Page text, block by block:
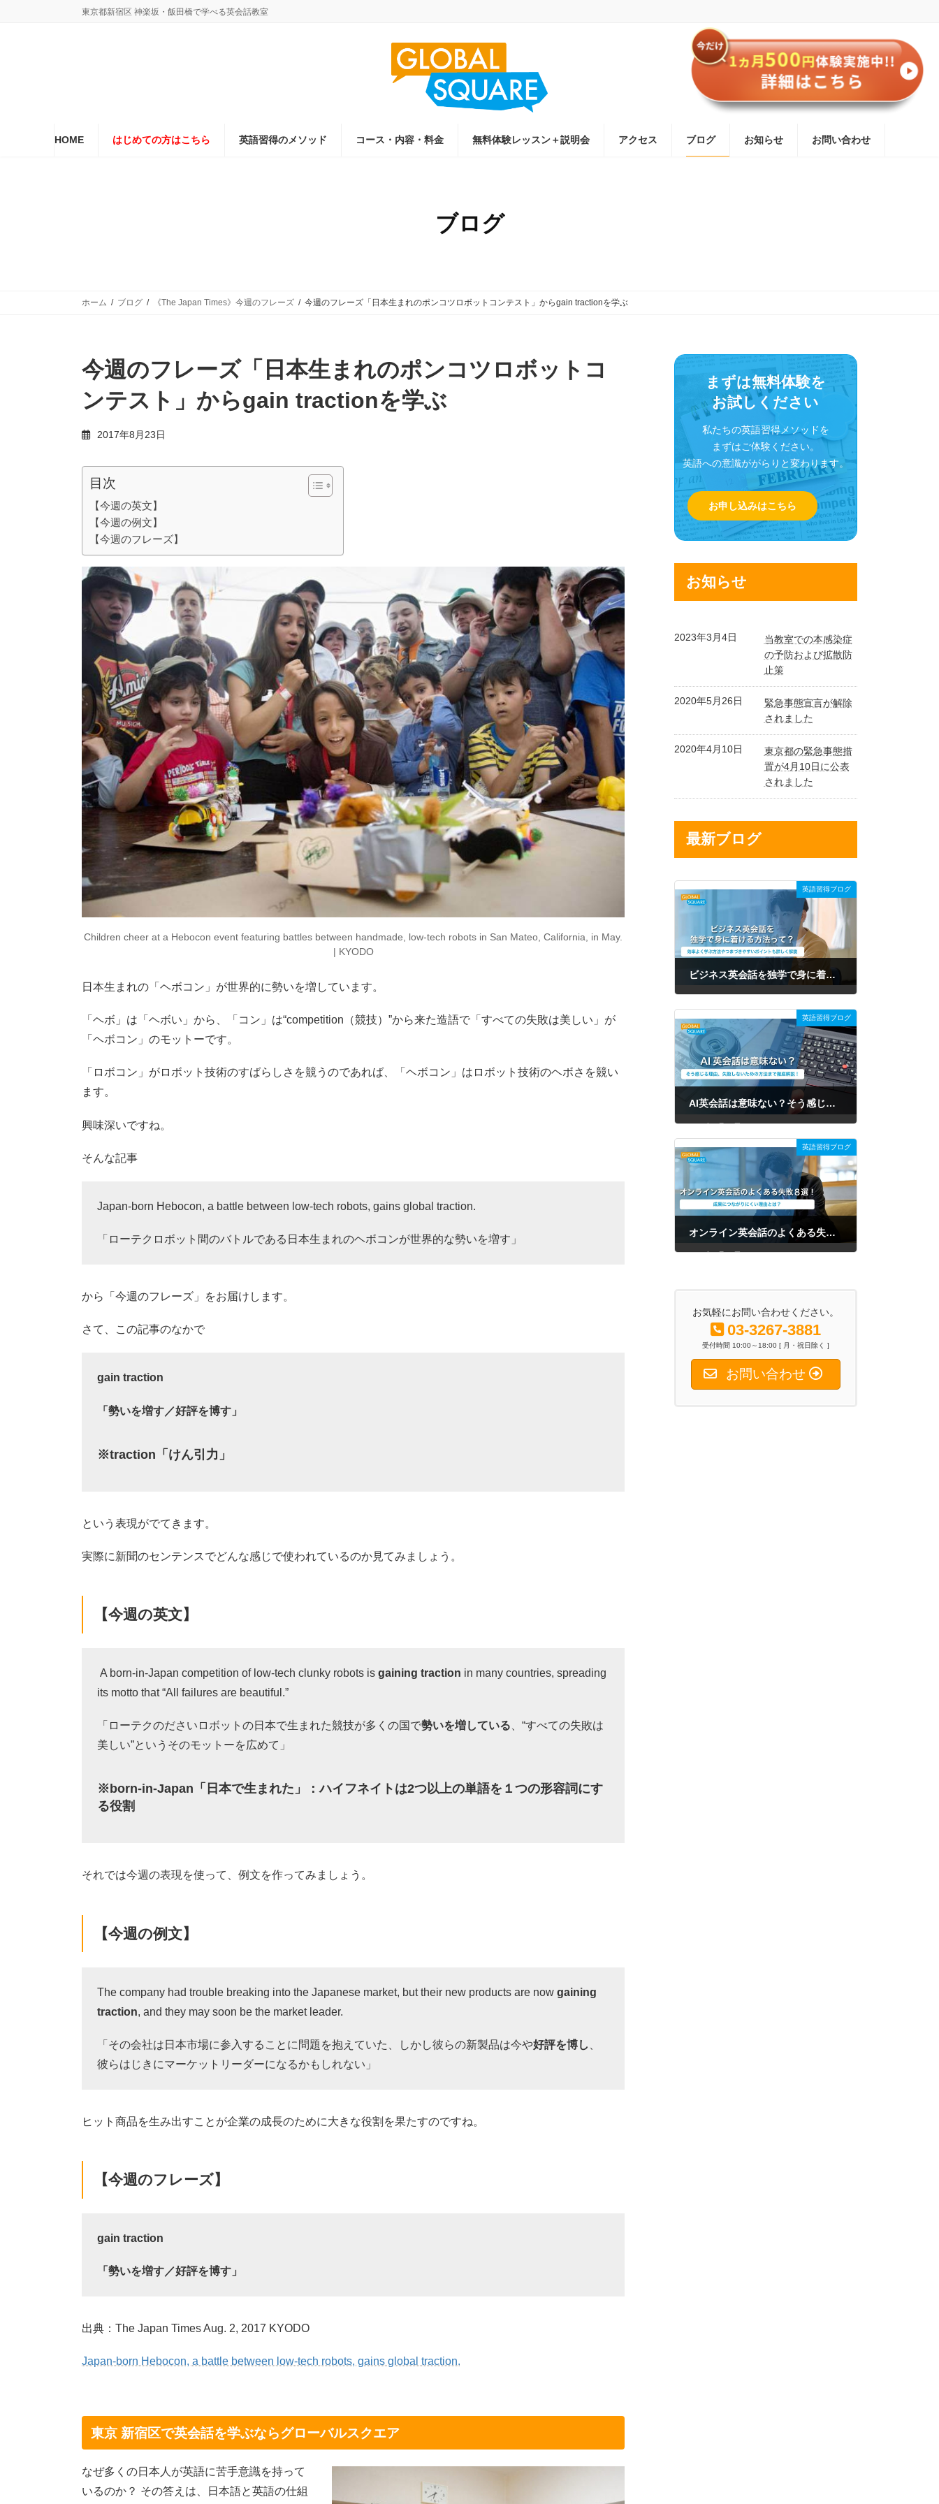
東京都新宿区 神楽坂・飯田橋で学べる英会話教室
HOME はじめての方はこちら 英語習得のメソッド コース・内容・料金 無料体験レッスン＋説明会 アクセス ブログ お知らせ お問い合わせ
ブログ
ホーム ブログ 《The Japan Times》今週のフレーズ 今週のフレーズ「日本生まれのポンコツロボットコンテスト」からgain tractionを学ぶ
今週のフレーズ「日本生まれのポンコツロボットコ
ンテスト」からgain tractionを学ぶ
2017年8月23日
目次
【今週の英文】
【今週の例文】
【今週のフレーズ】
Children cheer at a Hebocon event featuring battles between handmade, low-tech robots in San Mateo, California, in May.
| KYODO
日本生まれの「ヘボコン」が世界的に勢いを増しています。
「ヘボ」は「ヘボい」から、「コン」は“competition（競技）”から来た造語で「すべての失敗は美しい」が
「ヘボコン」のモットーです。
「ロボコン」がロボット技術のすばらしさを競うのであれば、「ヘボコン」はロボット技術のヘボさを競い
ます。
興味深いですね。
そんな記事
Japan-born Hebocon, a battle between low-tech robots, gains global traction.
「ローテクロボット間のバトルである日本生まれのヘボコンが世界的な勢いを増す」
から「今週のフレーズ」をお届けします。
さて、この記事のなかで
gain traction
「勢いを増す／好評を博す」
※traction「けん引力」
という表現がでてきます。
実際に新聞のセンテンスでどんな感じで使われているのか見てみましょう。
【今週の英文】
A born-in-Japan competition of low-tech clunky robots is gaining traction in many countries, spreading
its motto that “All failures are beautiful.”
「ローテクのださいロボットの日本で生まれた競技が多くの国で勢いを増している 、“すべての失敗は
美しい”というそのモットーを広めて」
※born-in-Japan「日本で生まれた」：ハイフネイトは2つ以上の単語を１つの形容詞にす
る役割
それでは今週の表現を使って、例文を作ってみましょう。
【今週の例文】
The company had trouble breaking into the Japanese market, but their new products are now gaining
traction, and they may soon be the market leader.
「その会社は日本市場に参入することに問題を抱えていた、しかし彼らの新製品は今や好評を博し
彼らはじきにマーケットリーダーになるかもしれない」
ヒット商品を生み出すことが企業の成長のために大きな役割を果たすのですね。
【今週のフレーズ】
gain traction
「勢いを増す／好評を博す」
出典：The Japan Times Aug. 2, 2017 KYODO
Japan-born Hebocon, a battle between low-tech robots, gains global traction.
東京 新宿区で英会話を学ぶならグローバルスクエア
なぜ多くの日本人が英語に苦手意識を持って
いるのか？ その答えは、日本語と英語の仕組
まずは無料体験を
お試しください
私たちの英語習得メソッドを
まずはご体験ください。
英語への意識ががらりと変わります。
お申し込みはこちら
お知らせ
2023年3月4日
当教室での本感染症
の予防および拡散防
止策
2020年5月26日
緊急事態宣言が解除
されました
2020年4月10日
東京都の緊急事態措
置が4月10日に公表
されました
最新ブログ
英語習得ブログ
ビジネス英会話を独学で身に着ける方法って？効率よく学ぶ方法やつまづきやすいポイントも詳しく解説
2026年7月31日
英語習得ブログ
AI英会話は意味ない？そう感じる理由、失敗しないための方法まで徹底解説！
2026年7月31日
英語習得ブログ
オンライン英会話のよくある失敗8選！原因や後悔しない選び方を徹底解説
2026年6月26日
お気軽にお問い合わせください。
03-3267-3881
受付時間 10:00～18:00 [ 月・祝日除く ]
お問い合わせ